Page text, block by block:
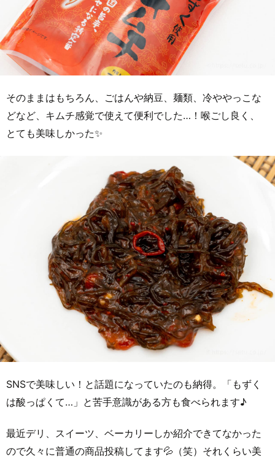
そのままはもちろん、ごはんや納豆、麺類、冷ややっこな
どなど、キムチ感覚で使えて便利でした…！喉ごし良く、
とても美味しかった✨
SNSで美味しい！と話題になっていたのも納得。「もずく
は酸っぱくて…」と苦手意識がある方も食べられます♪
最近デリ、スイーツ、ベーカリーしか紹介できてなかった
ので久々に普通の商品投稿してます💦（笑）それくらい美